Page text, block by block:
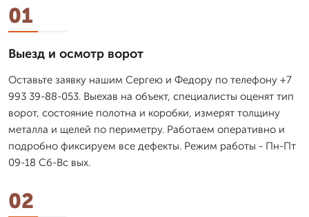
01
Выезд и осмотр ворот
Оставьте заявку нашим Сергею и Федору по телефону +7
993 39-88-053. Выехав на объект, специалисты оценят тип
ворот, состояние полотна и коробки, измерят толщину
металла и щелей по периметру. Работаем оперативно и
подробно фиксируем все дефекты. Режим работы - Пн-Пт
09-18 Сб-Вс вых.
02